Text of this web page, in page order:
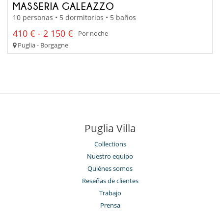
MASSERIA GALEAZZO
10 personas • 5 dormitorios • 5 baños
410 € - 2 150 €
Por noche
Puglia - Borgagne
Puglia Villa
Collections
Nuestro equipo
Quiénes somos
Reseñas de clientes
Trabajo
Prensa